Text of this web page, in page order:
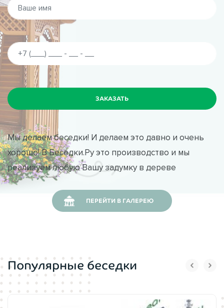
Мы делаем беседки! И делаем это давно и очень
хорошо! В Беседки.Ру это производство и мы
реализуем любую Вашу задумку в дереве
ПЕРЕЙТИ В ГАЛЕРЕЮ
Популярные беседки